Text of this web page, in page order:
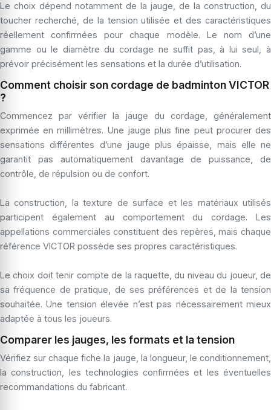
Le choix dépend notamment de la jauge, de la construction, du
toucher recherché, de la tension utilisée et des caractéristiques
réellement confirmées pour chaque modèle. Le nom d’une
gamme ou le diamètre du cordage ne suffit pas, à lui seul, à
prévoir précisément les sensations et la durée d’utilisation.
Comment choisir son cordage de badminton VICTOR
?
Commencez par vérifier la jauge du cordage, généralement
exprimée en millimètres. Une jauge plus fine peut procurer des
sensations différentes d’une jauge plus épaisse, mais elle ne
garantit pas automatiquement davantage de puissance, de
contrôle, de répulsion ou de confort.
La construction, la texture de surface et les matériaux utilisés
participent également au comportement du cordage. Les
appellations commerciales constituent des repères, mais chaque
référence VICTOR possède ses propres caractéristiques.
Le choix doit tenir compte de la raquette, du niveau du joueur, de
sa fréquence de pratique, de ses préférences et de la tension
souhaitée. Une tension élevée n’est pas nécessairement mieux
adaptée à tous les joueurs.
Comparer les jauges, les formats et la tension
Vérifiez sur chaque fiche la jauge, la longueur, le conditionnement,
la construction, les technologies confirmées et les éventuelles
recommandations du fabricant.